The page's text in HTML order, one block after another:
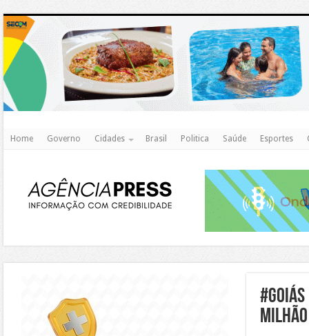
Home Governo Cidades Brasil Politica Saúde Esportes
milhão